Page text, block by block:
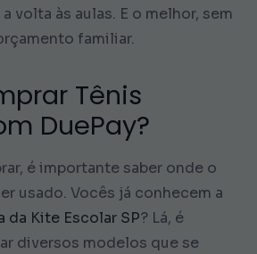
volta às aulas. E o melhor, sem
familiar.
Tênis
DuePay?
é importante saber onde o
usado. Vocês já conhecem a
da Kite Escolar SP? Lá, é
diversos modelos que se